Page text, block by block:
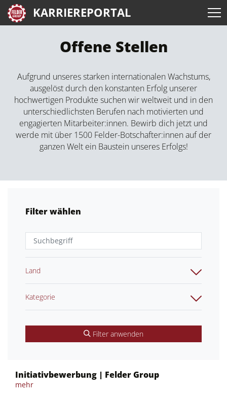
KARRIEREPORTAL
Offene Stellen
Aufgrund unseres starken internationalen Wachstums,
ausgelöst durch den konstanten Erfolg unserer
hochwertigen Produkte suchen wir weltweit und in den
unterschiedlichsten Berufen nach motivierten und
engagierten Mitarbeiter:innen. Bewirb dich jetzt und
werde mit über 1500 Felder-Botschafter:innen auf der
ganzen Welt ein Baustein unseres Erfolgs!
Filter wählen
Land
Kategorie
Filter anwenden
Initiativbewerbung | Felder Group
mehr